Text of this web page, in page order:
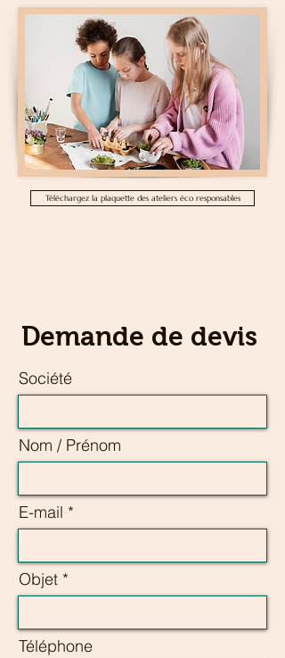
Téléchargez la plaquette des ateliers éco responsables
Demande de devis
Société
Nom / Prénom
E-mail
Objet
Téléphone